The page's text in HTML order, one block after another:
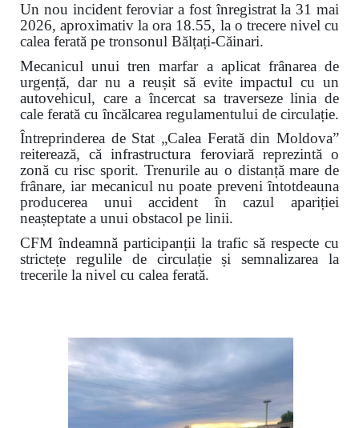
Un nou incident feroviar a fost înregistrat la 31 mai
2026, aproximativ la ora 18.55, la o trecere nivel cu
calea ferată pe tronsonul Bălțați-Căinari.
Mecanicul unui tren marfar a aplicat frânarea de
urgență, dar nu a reușit să evite impactul cu un
autovehicul, care a încercat sa traverseze linia de
cale ferată cu încălcarea regulamentului de circulație.
Întreprinderea de Stat „Calea Ferată din Moldova”
reiterează, că infrastructura feroviară reprezintă o
zonă cu risc sporit. Trenurile au o distanță mare de
frânare, iar mecanicul nu poate preveni întotdeauna
producerea unui accident în cazul apariției
neașteptate a unui obstacol pe linii.
CFM îndeamnă participanții la trafic să respecte cu
strictețe regulile de circulație și semnalizarea la
trecerile la nivel cu calea ferată.